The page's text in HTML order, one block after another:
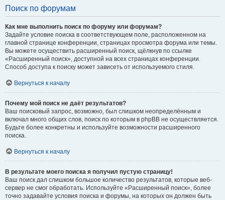
Поиск по форумам
Как мне выполнить поиск по форуму или форумам?
Задайте условие поиска в соответствующем поле, расположенном на
главной странице конференции, страницах просмотра форума или темы.
Вы можете осуществить расширенный поиск, щёлкнув по ссылке
«Расширенный поиск», доступной на всех страницах конференции.
Способ доступа к поиску может зависеть от используемого стиля.
Вернуться к началу
Почему мой поиск не даёт результатов?
Ваш поисковый запрос, возможно, был слишком неопределённым и
включал много общих слов, поиск по которым в phpBB не осуществляется.
Будьте более конкретны и используйте возможности расширенного
поиска.
Вернуться к началу
В результате моего поиска я получил пустую страницу!
Ваш поиск дал слишком большое количество результатов, которые веб-
сервер не смог обработать. Используйте «Расширенный поиск», более
точно задавайте условия поиска и форумы, на которых он должен быть